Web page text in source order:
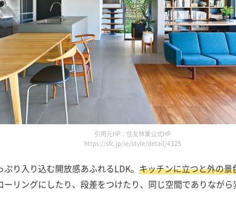
引用元HP：住友林業公式HP
https://sfc.jp/ie/style/detail/4325
り入り込む開放感あふれるLDK。 キッチンに立つと外の
ーリングにしたり、段差をつけたり、同じ空間でありなが